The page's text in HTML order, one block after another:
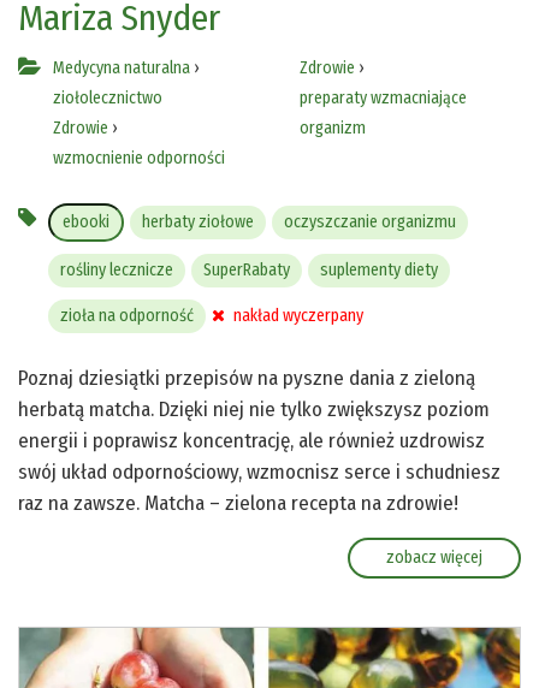
Mariza Snyder
Medycyna naturalna ›
ziołolecznictwo
Zdrowie ›
wzmocnienie odporności
Zdrowie ›
preparaty wzmacniające
organizm
ebooki herbaty ziołowe oczyszczanie organizmu
rośliny lecznicze SuperRabaty suplementy diety
zioła na odporność nakład wyczerpany
Poznaj dziesiątki przepisów na pyszne dania z zieloną
herbatą matcha. Dzięki niej nie tylko zwiększysz poziom
energii i poprawisz koncentrację, ale również uzdrowisz
swój układ odpornościowy, wzmocnisz serce i schudniesz
raz na zawsze. Matcha – zielona recepta na zdrowie!
zobacz więcej